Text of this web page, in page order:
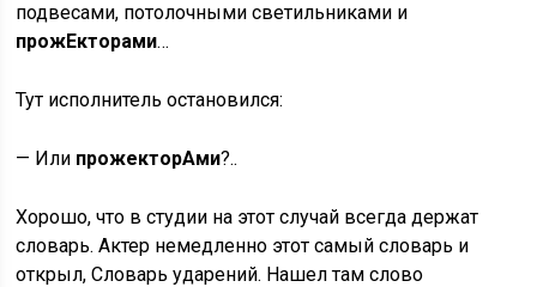
подвесами, потолочными светильниками и
прожЕкторами…
Тут исполнитель остановился:
— Или прожекторАми?..
Хорошо, что в студии на этот случай всегда держат
словарь. Актер немедленно этот самый словарь и
открыл, Словарь ударений. Нашел там слово